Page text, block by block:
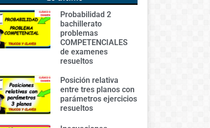
Probabilidad 2
bachillerato
problemas
COMPETENCIALES
de examenes
resueltos
Posición relativa
entre tres planos con
parámetros ejercicios
resueltos